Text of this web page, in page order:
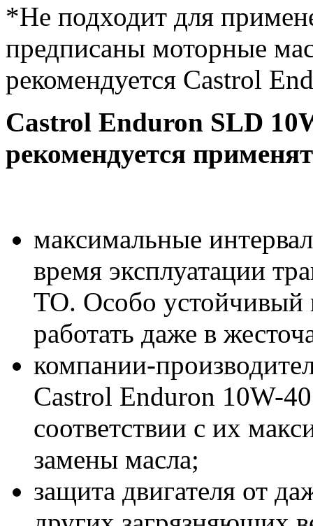
*Не подходит для
предписаны моторные
рекомендуется Castrol
Castrol Enduron SLD
рекомендуется
максимальные
время эксплуатации
ТО. Особо устойчивый
работать даже в
компании-
Castrol Enduron 10W-
соответствии с их
замены масла;
защита двигателя от